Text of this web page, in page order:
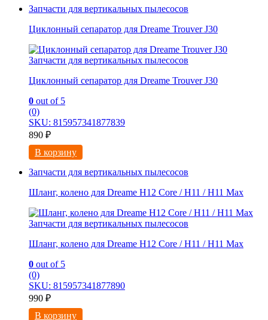
Запчасти для вертикальных пылесосов
Циклонный сепаратор для Dreame Trouver J30
Запчасти для вертикальных пылесосов
Циклонный сепаратор для Dreame Trouver J30
0 out of 5
(0)
SKU: 815957341877839
890 ₽
В корзину
Запчасти для вертикальных пылесосов
Шланг, колено для Dreame H12 Core / H11 / H11 Max
Запчасти для вертикальных пылесосов
Шланг, колено для Dreame H12 Core / H11 / H11 Max
0 out of 5
(0)
SKU: 815957341877890
990 ₽
В корзину